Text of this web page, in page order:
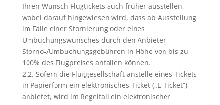
Ihren Wunsch Flugtickets auch früher ausstellen,
wobei darauf hingewiesen wird, dass ab Ausstellung
im Falle einer Stornierung oder eines
Umbuchungswunsches durch den Anbieter
Storno-/Umbuchungsgebühren in Höhe von bis zu
100% des Flugpreises anfallen können.
2.2. Sofern die Fluggesellschaft anstelle eines Tickets
in Papierform ein elektronisches Ticket („E-Ticket“)
anbietet, wird im Regelfall ein elektronischer